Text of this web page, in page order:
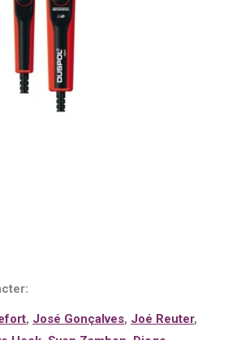
, José Gonçalves, Joé Reuter,